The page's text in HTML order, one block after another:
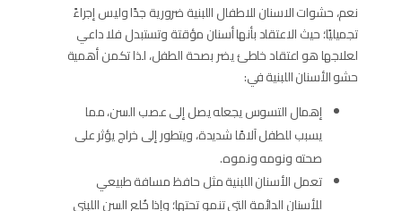
نعم، حشوات الاسنان للاطفال اللبنية ضرورية جدًا وليس إجراءً
تجميليًا؛ حيث الاعتقاد بأنها أسنان مؤقتة وتستبدل فلا داعي
لعلاجها هو اعتقاد خاطئ يضر بصحة الطفل، لذا تكمن أهمية
حشو الأسنان اللبنية في:
إهمال التسوس يجعله يصل إلى عصب السن، مما
يسبب للطفل آلامًا شديدة، ويتطور إلى خراج يؤثر على
صحته ونومه ونموه.
تعمل الأسنان اللبنية مثل حافظ مسافة طبيعي
للأسنان الدائمة التي تنمو تحتها؛ وإذا خُلع السن اللبني